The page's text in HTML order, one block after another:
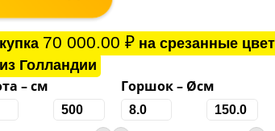
70 000.00₽ на срезанные
Голландии
– см Горшок – Øсм